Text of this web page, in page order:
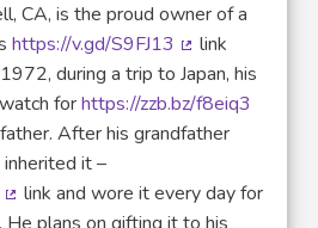
CA, is the proud owner of a
https://v.gd/S9FJ13
(Lien externe)
link
during a trip to Japan, his
forhttps://zzb.bz/f8eiq3
After his grandfather
it –
(Lien externe)
link and wore it every day for